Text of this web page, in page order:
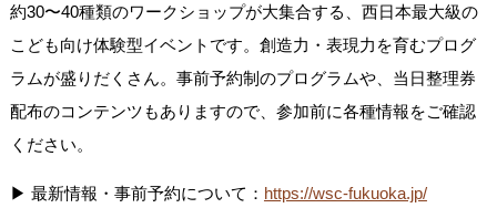
約30〜40種類のワークショップが大集合する、西日本最大級の
こども向け体験型イベントです。創造力・表現力を育むプログ
ラムが盛りだくさん。事前予約制のプログラムや、当日整理券
配布のコンテンツもありますので、参加前に各種情報をご確認
ください。
▶ 最新情報・事前予約について： https://wsc-fukuoka.jp/